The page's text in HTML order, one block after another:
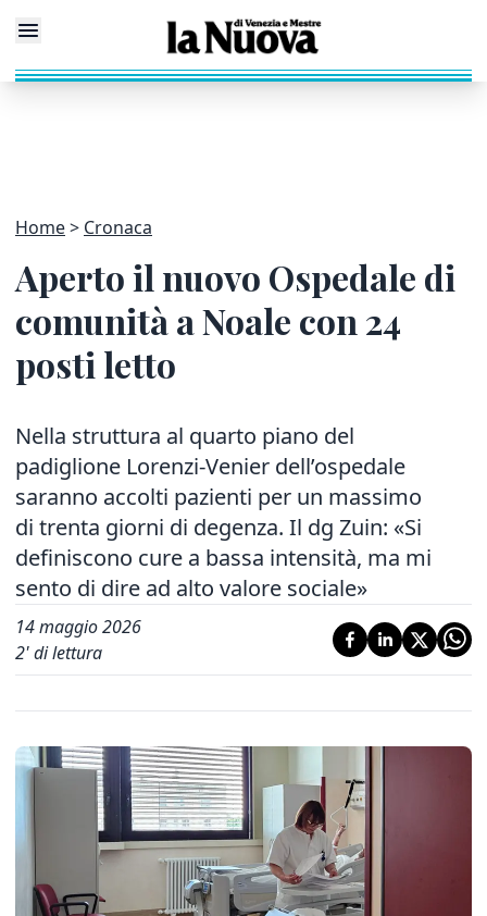
Home Cronaca
Aperto il nuovo Ospedale di
comunità a Noale con 24
posti letto
Nella struttura al quarto piano del
padiglione Lorenzi-Venier dell’ospedale
saranno accolti pazienti per un massimo
di trenta giorni di degenza. Il dg Zuin: «Si
definiscono cure a bassa intensità, ma mi
sento di dire ad alto valore sociale»
14 maggio 2026
2' di lettura